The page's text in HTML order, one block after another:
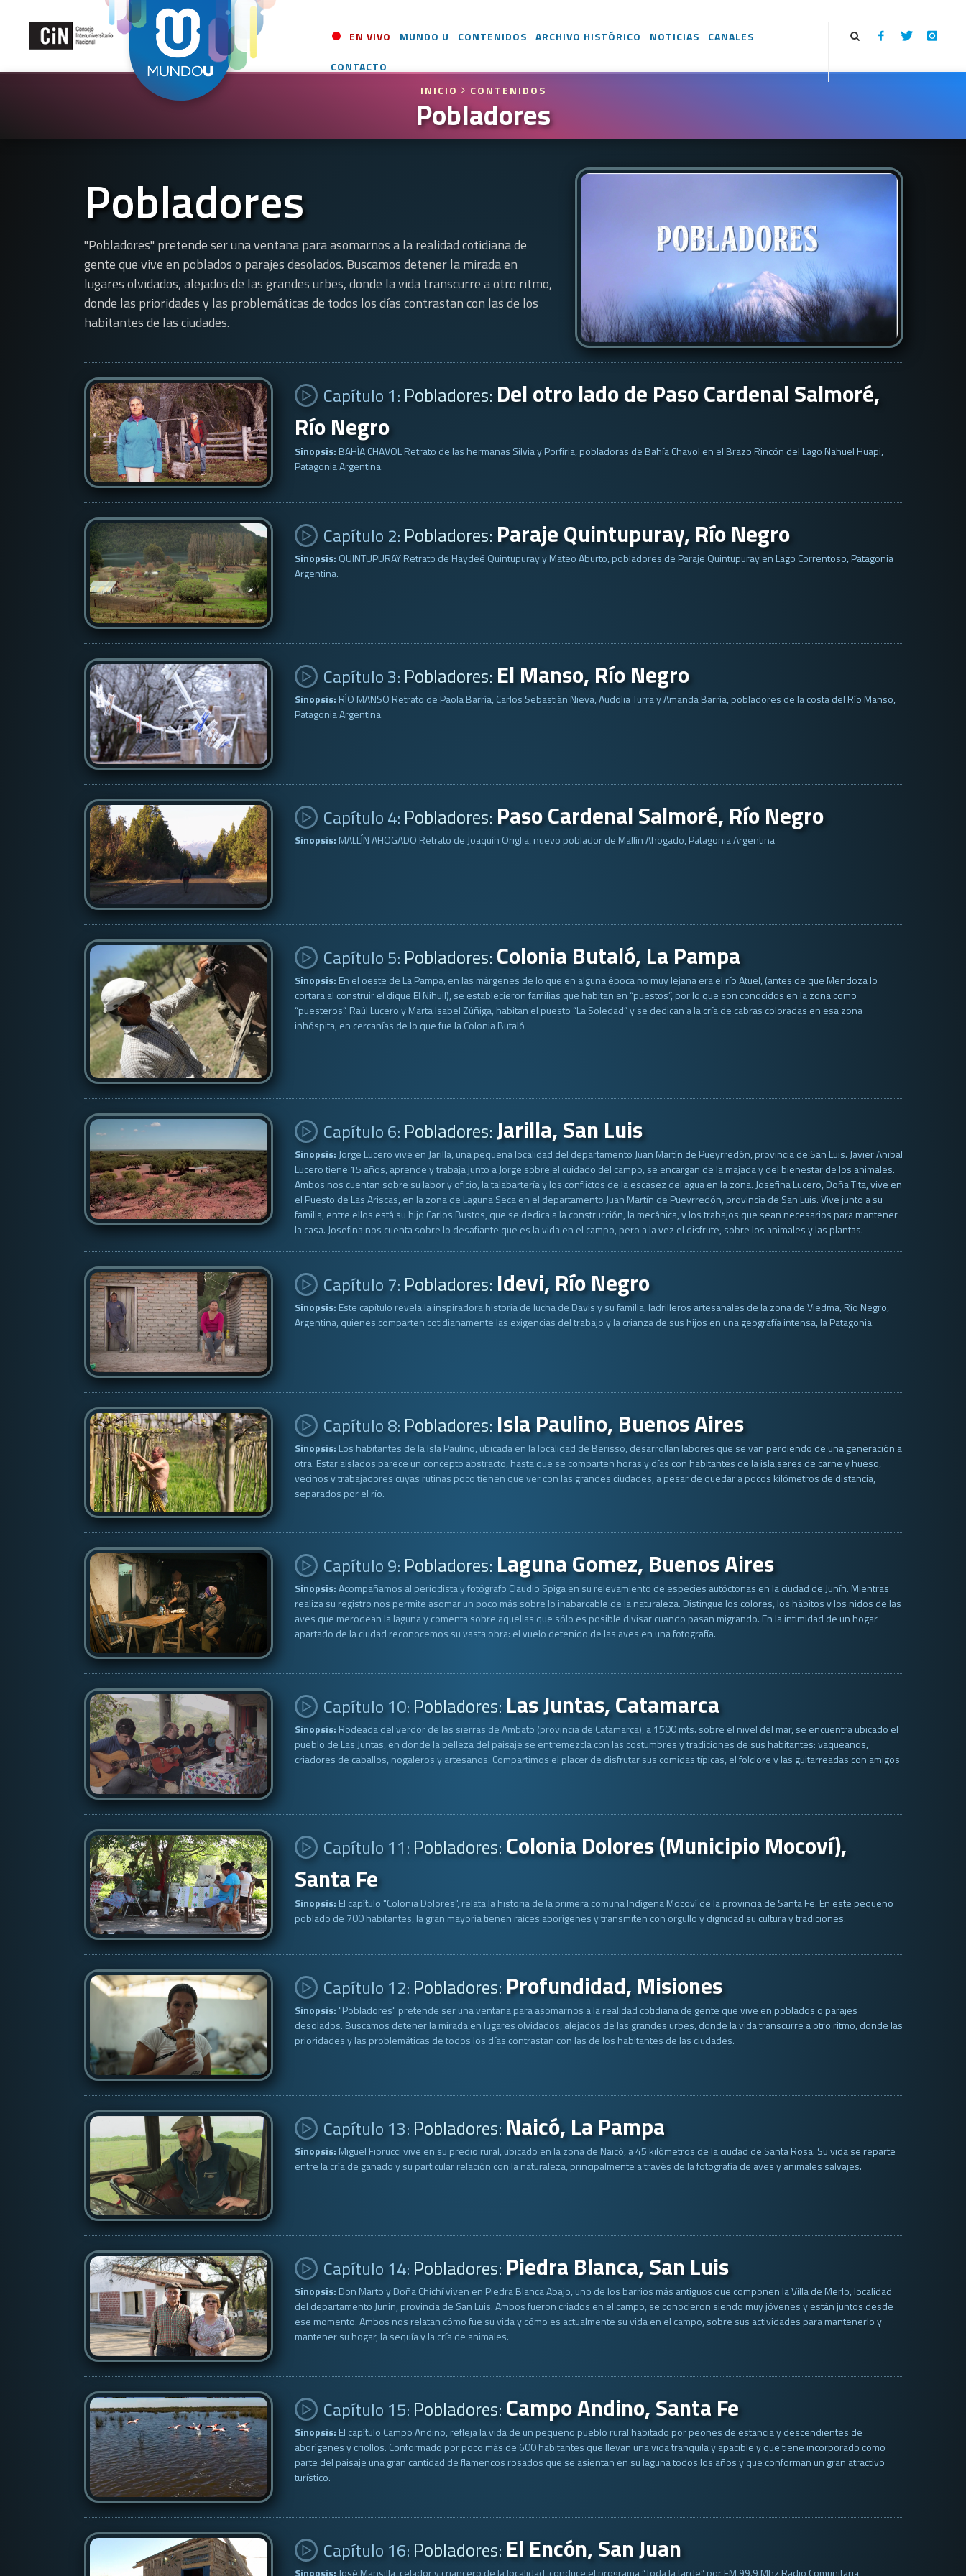
EN VIVO MUNDO U CONTENIDOS ARCHIVO HISTÓRICO NOTICIAS
CANALES
CONTACTO
INICIO
CONTENIDOS
Pobladores
Pobladores
"Pobladores" pretende ser una ventana para asomarnos a la realidad cotidiana de
gente que vive en poblados o parajes desolados. Buscamos detener la mirada en
lugares olvidados, alejados de las grandes urbes, donde la vida transcurre a otro ritmo,
donde las prioridades y las problemáticas de todos los días contrastan con las de los
habitantes de las ciudades.
Capítulo 1: Pobladores: Del otro lado de Paso Cardenal Salmoré,
Río Negro
Sinopsis: BAHÍA CHAVOL Retrato de las hermanas Silvia y Porfiria, pobladoras de Bahía Chavol en el Brazo Rincón del Lago Nahuel Huapi,
Patagonia Argentina.
Capítulo 2: Pobladores: Paraje Quintupuray, Río Negro
Sinopsis: QUINTUPURAY Retrato de Haydeé Quintupuray y Mateo Aburto, pobladores de Paraje Quintupuray en Lago Correntoso, Patagonia
Argentina.
Capítulo 3: Pobladores: El Manso, Río Negro
Sinopsis: RÍO MANSO Retrato de Paola Barría, Carlos Sebastián Nieva, Audolia Turra y Amanda Barría, pobladores de la costa del Río Manso,
Patagonia Argentina.
Capítulo 4: Pobladores: Paso Cardenal Salmoré, Río Negro
Sinopsis: MALLÍN AHOGADO Retrato de Joaquín Origlia, nuevo poblador de Mallín Ahogado, Patagonia Argentina
Capítulo 5: Pobladores: Colonia Butaló, La Pampa
Sinopsis: En el oeste de La Pampa, en las márgenes de lo que en alguna época no muy lejana era el río Atuel, (antes de que Mendoza lo
cortara al construir el dique El Nihuil), se establecieron familias que habitan en “puestos”, por lo que son conocidos en la zona como
“puesteros”. Raúl Lucero y Marta Isabel Zúñiga, habitan el puesto “La Soledad” y se dedican a la cría de cabras coloradas en esa zona
inhóspita, en cercanías de lo que fue la Colonia Butaló
Capítulo 6: Pobladores:Jarilla, San Luis
Sinopsis: Jorge Lucero vive en Jarilla, una pequeña localidad del departamento Juan Martín de Pueyrredón, provincia de San Luis. Javier Anibal
Lucero tiene 15 años, aprende y trabaja junto a Jorge sobre el cuidado del campo, se encargan de la majada y del bienestar de los animales.
Ambos nos cuentan sobre su labor y oficio, la talabartería y los conflictos de la escasez del agua en la zona. Josefina Lucero, Doña Tita, vive en
el Puesto de Las Ariscas, en la zona de Laguna Seca en el departamento Juan Martín de Pueyrredón, provincia de San Luis. Vive junto a su
familia, entre ellos está su hijo Carlos Bustos, que se dedica a la construcción, la mecánica, y los trabajos que sean necesarios para mantener
la casa. Josefina nos cuenta sobre lo desafiante que es la vida en el campo, pero a la vez el disfrute, sobre los animales y las plantas.
Capítulo 7: Pobladores: Idevi, Río Negro
Sinopsis: Este capítulo revela la inspiradora historia de lucha de Davis y su familia, ladrilleros artesanales de la zona de Viedma, Rio Negro,
Argentina, quienes comparten cotidianamente las exigencias del trabajo y la crianza de sus hijos en una geografía intensa, la Patagonia.
Capítulo 8: Pobladores: Isla Paulino, Buenos Aires
Sinopsis: Los habitantes de la Isla Paulino, ubicada en la localidad de Berisso, desarrollan labores que se van perdiendo de una generación a
otra. Estar aislados parece un concepto abstracto, hasta que se comparten horas y días con habitantes de la isla,seres de carne y hueso,
vecinos y trabajadores cuyas rutinas poco tienen que ver con las grandes ciudades, a pesar de quedar a pocos kilómetros de distancia,
separados por el río.
Capítulo 9: Pobladores: Laguna Gomez, Buenos Aires
Sinopsis:Acompañamos al periodista y fotógrafo Claudio Spiga en su relevamiento de especies autóctonas en la ciudad de Junín. Mientras
realiza su registro nos permite asomar un poco más sobre lo inabarcable de la naturaleza. Distingue los colores, los hábitos y los nidos de las
aves que merodean la laguna y comenta sobre aquellas que sólo es posible divisar cuando pasan migrando. En la intimidad de un hogar
apartado de la ciudad reconocemos su vasta obra: el vuelo detenido de las aves en una fotografía.
Capítulo 10: Pobladores: Las Juntas, Catamarca
Sinopsis: Rodeada del verdor de las sierras de Ambato (provincia de Catamarca), a 1500 mts. sobre el nivel del mar, se encuentra ubicado el
pueblo de Las Juntas, en donde la belleza del paisaje se entremezcla con las costumbres y tradiciones de sus habitantes: vaqueanos,
criadores de caballos, nogaleros y artesanos. Compartimos el placer de disfrutar sus comidas típicas, el folclore y las guitarreadas con amigos
Capítulo 11: Pobladores: Colonia Dolores (Municipio Mocoví),
Santa Fe
Sinopsis: El capítulo "Colonia Dolores", relata la historia de la primera comuna Indígena Mocoví de la provincia de Santa Fe. En este pequeño
poblado de 700 habitantes, la gran mayoría tienen raíces aborígenes y transmiten con orgullo y dignidad su cultura y tradiciones.
Capítulo 12: Pobladores: Profundidad, Misiones
Sinopsis: "Pobladores" pretende ser una ventana para asomarnos a la realidad cotidiana de gente que vive en poblados o parajes
desolados. Buscamos detener la mirada en lugares olvidados, alejados de las grandes urbes, donde la vida transcurre a otro ritmo, donde las
prioridades y las problemáticas de todos los días contrastan con las de los habitantes de las ciudades.
Capítulo 13: Pobladores: Naicó, La Pampa
Sinopsis: Miguel Fiorucci vive en su predio rural, ubicado en la zona de Naicó, a 45 kilómetros de la ciudad de Santa Rosa. Su vida se reparte
entre la cría de ganado y su particular relación con la naturaleza, principalmente a través de la fotografía de aves y animales salvajes.
Capítulo 14: Pobladores: Piedra Blanca, San Luis
Sinopsis: Don Marto y Doña Chichí viven en Piedra Blanca Abajo, uno de los barrios más antiguos que componen la Villa de Merlo, localidad
del departamento Junin, provincia de San Luis. Ambos fueron criados en el campo, se conocieron siendo muy jóvenes y están juntos desde
ese momento. Ambos nos relatan cómo fue su vida y cómo es actualmente su vida en el campo, sobre sus actividades para mantenerlo y
mantener su hogar, la sequía y la cría de animales.
Capítulo 15: Pobladores: Campo Andino, Santa Fe
Sinopsis: El capítulo Campo Andino, refleja la vida de un pequeño pueblo rural habitado por peones de estancia y descendientes de
aborígenes y criollos. Conformado por poco más de 600 habitantes que llevan una vida tranquila y apacible y que tiene incorporado como
parte del paisaje una gran cantidad de flamencos rosados que se asientan en su laguna todos los años y que conforman un gran atractivo
turístico.
Capítulo 16: Pobladores: El Encón, San Juan
Sinopsis: José Mansilla, celador y criancero de la localidad, conduce el programa “Toda la tarde” por FM 99.9 Mhz Radio Comunitaria